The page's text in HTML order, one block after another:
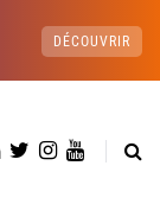
DÉCOUVRIR